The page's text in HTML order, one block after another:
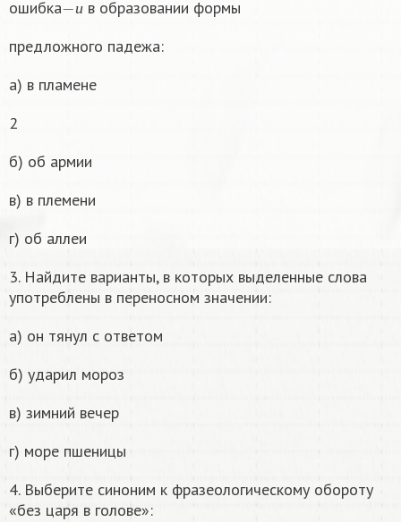
ошибка ив образовании формы
предложного падежа:
а) в пламене
2
б) об армии
в) в племени
г) об аллеи
3. Найдите варианты, в которых выделенные слова
употреблены в переносном значении:
а) он тянул с ответом
б) ударил мороз
в) зимний вечер
г) море пшеницы
4. Выберите синоним к фразеологическому обороту
«без царя в голове»: